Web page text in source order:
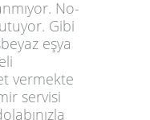
No-
Gibi
eşya
vermekte
servisi